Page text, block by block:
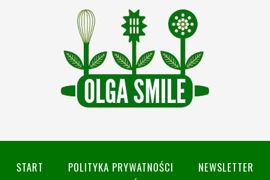
START POLITYKA PRYWATNOŚCI
NEWSLETTER